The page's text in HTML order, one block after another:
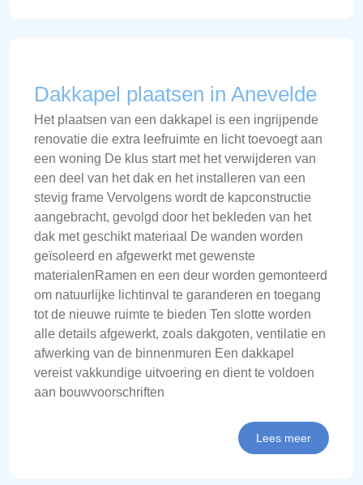
Dakkapel plaatsen in Anevelde
Het plaatsen van een dakkapel is een ingrijpende
renovatie die extra leefruimte en licht toevoegt aan
een woning De klus start met het verwijderen van
een deel van het dak en het installeren van een
stevig frame Vervolgens wordt de kapconstructie
aangebracht, gevolgd door het bekleden van het
dak met geschikt materiaal De wanden worden
geïsoleerd en afgewerkt met gewenste
materialenRamen en een deur worden gemonteerd
om natuurlijke lichtinval te garanderen en toegang
tot de nieuwe ruimte te bieden Ten slotte worden
alle details afgewerkt, zoals dakgoten, ventilatie en
afwerking van de binnenmuren Een dakkapel
vereist vakkundige uitvoering en dient te voldoen
aan bouwvoorschriften
Lees meer